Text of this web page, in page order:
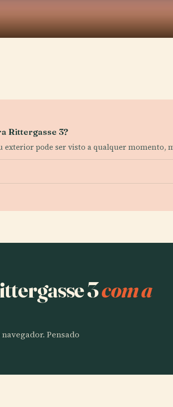
Rittergasse 3?
exterior pode ser visto a qualquer momento,
3com a
Pensado